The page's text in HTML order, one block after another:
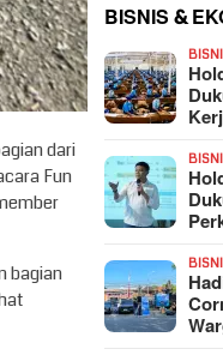
dari
Fun
bagian
BISNIS &